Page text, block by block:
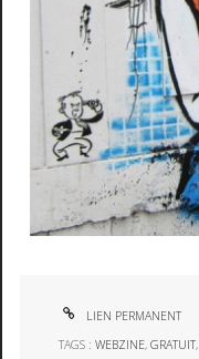
LIEN PERMANENT
TAGS :WEBZINE,GRATUIT,